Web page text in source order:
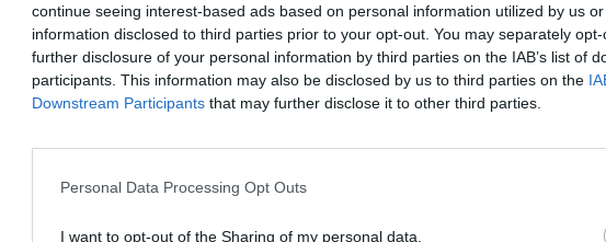
continue seeing interest-based ads based on personal information utilized by us
information disclosed to third parties prior to your opt-out. You may separately
further disclosure of your personal information by third parties on the IAB’s list of
participants. This information may also be disclosed by us to third parties on the
Downstream Participants that may further disclose it to other third parties.
Personal Data Processing Opt Outs
I want to opt-out of the Sharing of my personal data.
Felhőkép Hőtérkép Páratartalom
Holdnaptár Receptek Pollenjelentés Mikor?